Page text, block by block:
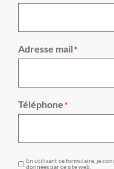
Adresse mail*
Téléphone*
En utilisant ce formulaire, je
données par ce site web.